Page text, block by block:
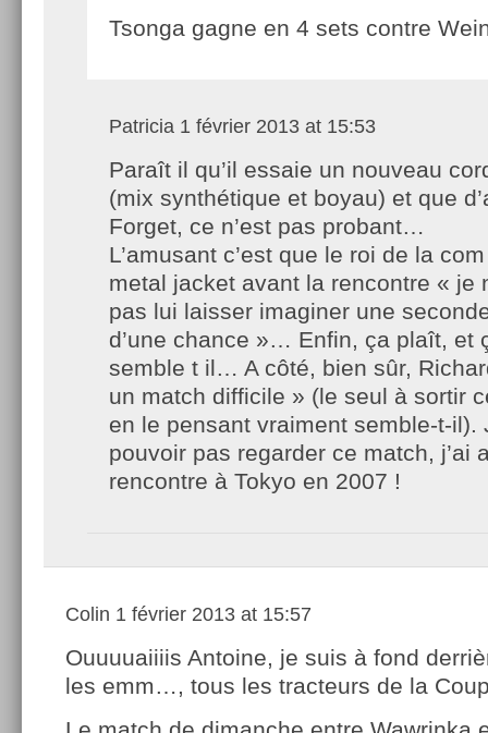
Tsonga gagne en 4 sets contre
Patricia 1 février 2013 at 15:53
Paraît il qu’il essaie un nouveau
(mix synthétique et boyau) et que
Forget, ce n’est pas probant…
L’amusant c’est que le roi de la
metal jacket avant la rencontre « je
pas lui laisser imaginer une
d’une chance »… Enfin, ça plaît, et
semble t il… A côté, bien sûr,
un match difficile » (le seul à sortir
en le pensant vraiment semble-t-il).
pouvoir pas regarder ce match, j’ai
rencontre à Tokyo en 2007 !
Colin 1 février 2013 at 15:57
Ouuuuaiiiis Antoine, je suis à fond
les emm…, tous les tracteurs de la